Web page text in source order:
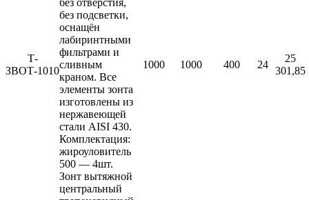
Т-
ЗВОТ-1010
без отверстия,
без подсветки,
оснащён
лабиринтными
фильтрами и
сливным
краном. Все
элементы зонта
изготовлены из
нержавеющей
стали AISI 430.
Комплектация:
жироуловитель
500 — 4шт.
1000 1000 400 24
25
301,85
Зонт вытяжной
центральный